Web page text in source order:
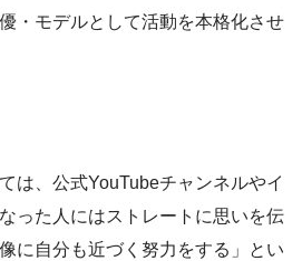
・モデルとして活動を本格化させ
は、公式YouTubeチャンネルやイ
った人にはストレートに思いを伝
に自分も近づく努力をする」とい